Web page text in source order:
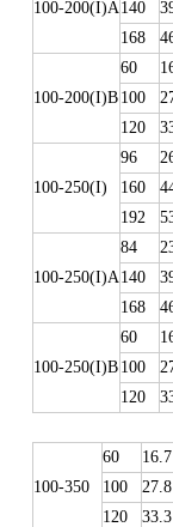
100-200(I)A140
168
100-200(I)B
60
100
120
100-250(I)
96
160
192
100-250(I)A
84
140
168
100-250(I)B
60
100
120
100-350
60
16.7
100
27.8
120
33.3